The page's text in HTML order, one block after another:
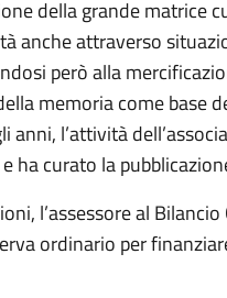
della grande matrice
anche attraverso
però alla
memoria come base
l’attività
curato la
l’assessore al
ordinario per